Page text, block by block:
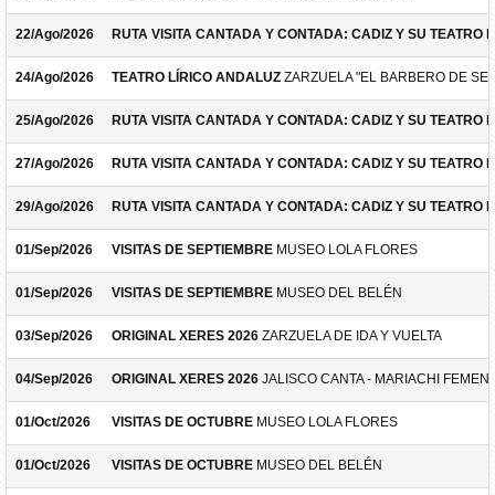
22/Ago/2026 RUTA VISITA CANTADA Y CONTADA: CADIZ Y SU TEATRO
24/Ago/2026 TEATRO LÍRICO ANDALUZ ZARZUELA "EL BARBERO DE
25/Ago/2026 RUTA VISITA CANTADA Y CONTADA: CADIZ Y SU TEATRO
27/Ago/2026 RUTA VISITA CANTADA Y CONTADA: CADIZ Y SU TEATRO
29/Ago/2026 RUTA VISITA CANTADA Y CONTADA: CADIZ Y SU TEATRO
01/Sep/2026 VISITAS DE SEPTIEMBRE MUSEO LOLA FLORES
01/Sep/2026 VISITAS DE SEPTIEMBRE MUSEO DEL BELÉN
03/Sep/2026 ORIGINAL XERES 2026 ZARZUELA DE IDA Y VUELTA
04/Sep/2026 ORIGINAL XERES 2026 JALISCO CANTA - MARIACHI
01/Oct/2026 VISITAS DE OCTUBRE MUSEO LOLA FLORES
01/Oct/2026 VISITAS DE OCTUBRE MUSEO DEL BELÉN